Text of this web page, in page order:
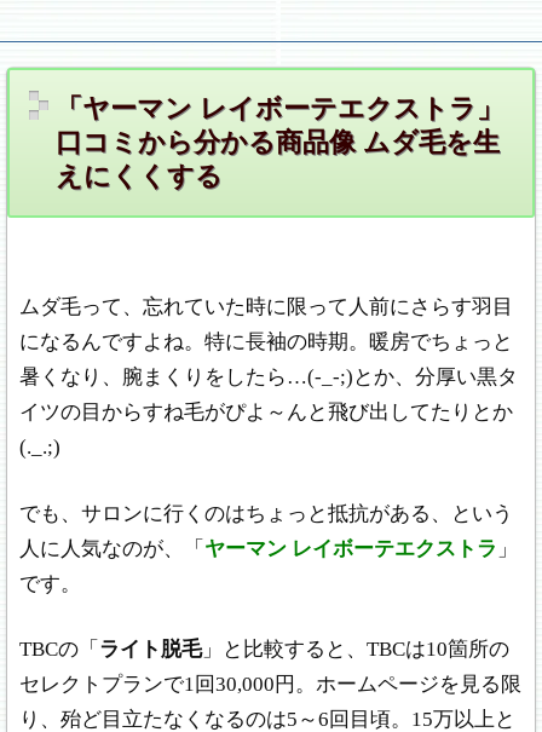
「ヤーマン レイボーテエクストラ」
口コミから分かる商品像 ムダ毛を生
えにくくする
ムダ毛って、忘れていた時に限って人前にさらす羽目
になるんですよね。特に長袖の時期。暖房でちょっと
暑くなり、腕まくりをしたら…(-_-;)とか、分厚い黒タ
イツの目からすね毛がぴよ～んと飛び出してたりとか
(._.;)
でも、サロンに行くのはちょっと抵抗がある、という
人に人気なのが、「 ヤーマン レイボーテエクストラ 」
です。
TBCの「 ライト脱毛」と比較すると、TBCは10箇所の
セレクトプランで1回30,000円。ホームページを見る限
り、殆ど目立たなくなるのは5～6回目頃。15万以上と